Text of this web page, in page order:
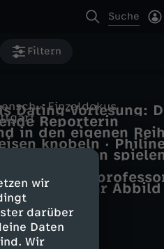
wir
darüber
Daten
Wir
Suche
Filtern
Dating-Vorlesung:
Instagram-Profil
- Einzeldokus
Reporterin
in den eigenen
knobeln ·
Mathe-Studium
Veteranen spielen
– Abendschau
ein
und ihr Abbild